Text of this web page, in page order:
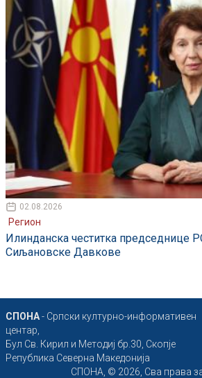
02.08.2026
Регион
Илинданска честитка председнице
Сиљановске Давкове
СПОНА- Српски културно-информативен
центар,
Бул Св. Кирил и Методиј бр.30, Скопје
Република Северна Македонија
СПОНА, © 2026, Сва права